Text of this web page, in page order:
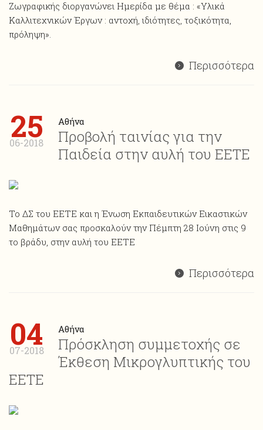
Ζωγραφικής διοργανώνει Ημερίδα με θέμα : «Υλικά
Καλλιτεχνικών Έργων : αντοχή, ιδιότητες, τοξικότητα,
πρόληψη».
Περισσότερα
25
06-2018
Αθήνα
Προβολή ταινίας για την
Παιδεία στην αυλή του ΕΕΤΕ
Το ΔΣ του ΕΕΤΕ και η Ένωση Εκπαιδευτικών Εικαστικών
Μαθημάτων σας προσκαλούν την Πέμπτη 28 Ιούνη στις 9
το βράδυ, στην αυλή του ΕΕΤΕ
Περισσότερα
04
07-2018
Αθήνα
Πρόσκληση συμμετοχής σε
Έκθεση Μικρογλυπτικής του
ΕΕΤΕ